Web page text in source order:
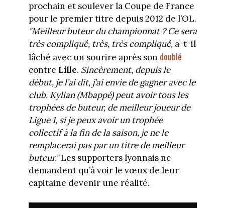
prochain et soulever la Coupe de France
pour le premier titre depuis 2012 de l’OL.
"Meilleur buteur du championnat ? Ce sera
très compliqué, très, très compliqué, a-t-il
lâché avec un sourire après son doublé
contre Lille. Sincèrement, depuis le
début, je l’ai dit, j’ai envie de gagner avec le
club. Kylian (Mbappé) peut avoir tous les
trophées de buteur, de meilleur joueur de
Ligue 1, si je peux avoir un trophée
collectif à la fin de la saison, je ne le
remplacerai pas par un titre de meilleur
buteur."Les supporters lyonnais ne
demandent qu’à voir le vœux de leur
capitaine devenir une réalité.